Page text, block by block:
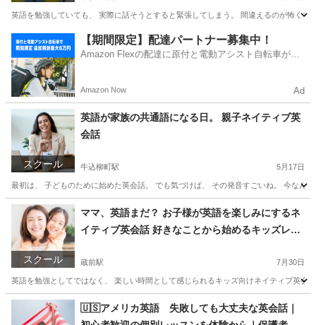
英語を勉強していても、 実際に話そうとすると緊張してしまう。 間違えるのが怖く
千駄ケ谷駅 塾 クラス
【期間限定】配達パートナー募集中！
Amazon Flexの配達に原付と電動アシスト自転車が登
Amazon Now Ad
スクール
英語が家族の共通語になる日。 親子ネイティブ英
会話
牛込柳町駅 5月17日
最初は、 子どものために始めた英会話。 でも気づけば、 その発音すごいね。 今なん
東京 新宿区 牛込柳町駅 英会話 親子
スクール
ママ、英語まだ？ お子様が英語を楽しみにするネ
イティブ英会話 好きなことから始めるキッズレッ
蔵前駅 7月30日
英語を勉強としてではなく、 楽しい時間として感じられるキッズ向けネイティブ英
東京 墨田区 蔵前駅 英会話 ネイティブ
🇺🇸アメリカ英語 失敗しても大丈夫な英会話｜